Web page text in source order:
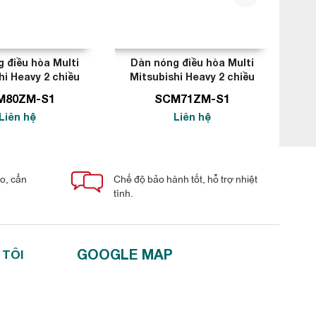
điều hòa Multi
Heavy 2 chiều
S1
hệ
Dàn nóng điều hòa Multi
Mitsubishi Heavy 2 chiều
SCM71ZM-S1
Liên hệ
cẩn
Chế độ bảo hành tốt, hỗ trợ nhiệt
tình.
GOOGLE MAP